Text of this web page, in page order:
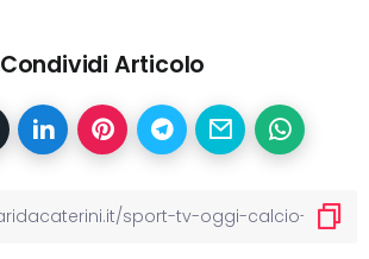
Condividi Articolo